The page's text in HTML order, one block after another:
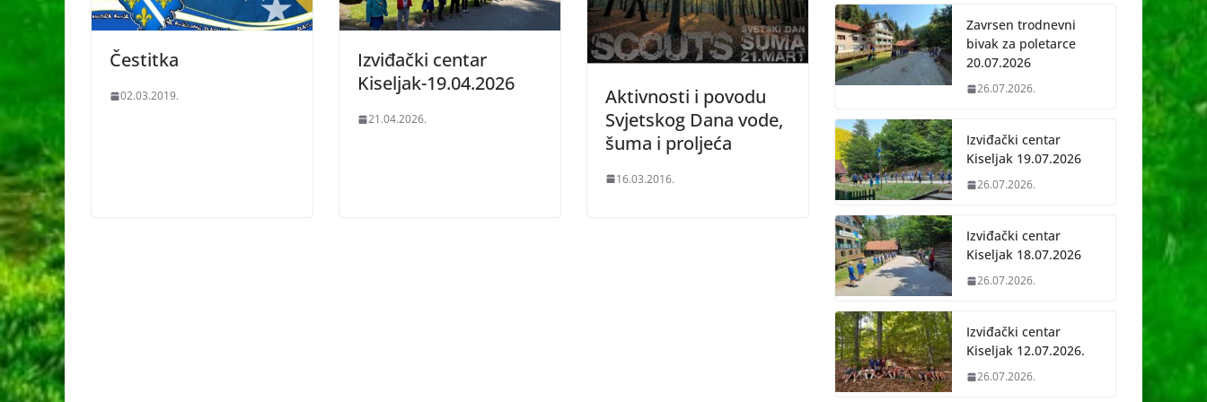
Čestitka
02.03.2019.
Izviđački centar
Kiseljak-19.04.2026
21.04.2026.
Aktivnosti i povodu
Svjetskog Dana vode,
šuma i proljeća
16.03.2016.
Zavrsen trodnevni
bivak za poletarce
20.07.2026
26.07.2026.
Izviđački centar
Kiseljak 19.07.2026
26.07.2026.
Izviđački centar
Kiseljak 18.07.2026
26.07.2026.
Izviđački centar
Kiseljak 12.07.2026.
26.07.2026.